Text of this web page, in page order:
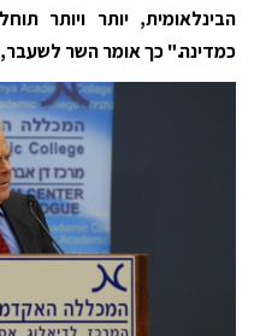
הבינלאומית, יותר ויותר
כמדינה." כך אומר השר